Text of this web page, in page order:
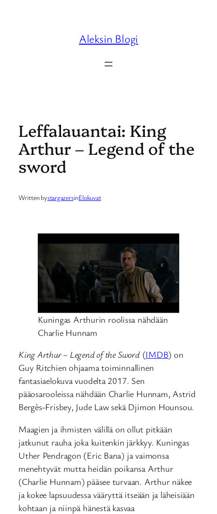
Aleksin Blogi
Leffalauantai: King
Arthur – Legend of the
sword
Written bystargazersinElokuvat
Kuningas Arthurin roolissa nähdään
Charlie Hunnam
King Arthur – Legend of the Sword(IMDB) on
Guy Ritchien ohjaama toiminnallinen
fantasiaelokuva vuodelta 2017. Sen
pääosarooleissa nähdään Charlie Hunnam, Astrid
Bergès-Frisbey, Jude Law sekä Djimon Hounsou.
Maagien ja ihmisten välillä on ollut pitkään
jatkunut rauha joka kuitenkin järkkyy. Kuningas
Uther Pendragon (Eric Bana) ja vaimonsa
menehtyvät mutta heidän poikansa Arthur
(Charlie Hunnam) pääsee turvaan. Arthur näkee
ja kokee lapsuudessa vääryttä itseään ja läheisiään
kohtaan ja niinpä hänestä kasvaa